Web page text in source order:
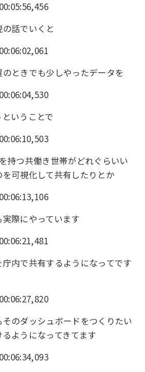
話でいくと
ときでも少しやったデータを
いうことで
持つ共働き世帯がどれぐらいい
可視化して共有したりとか
際にやっています
内で共有するようになってです
のダッシュボードをつくりたい
ようになってきてます